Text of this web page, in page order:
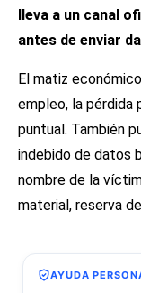
lleva a un canal
antes de enviar
El matiz
empleo, la pérdida
puntual. También
indebido de datos
nombre de la
material, reserva
AYUDA